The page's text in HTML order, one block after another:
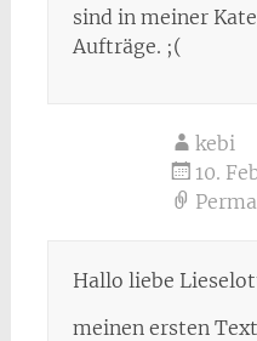
sind in meiner
Aufträge. ;(
kebi
10.
Hallo liebe
meinen ersten